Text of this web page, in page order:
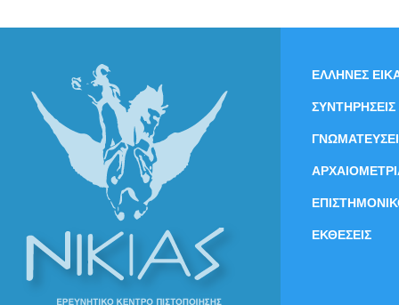
ΕΛΛΗΝΕΣ
ΣΥΝΤΗΡΗΣΕΙΣ
ΕΚΘΕΣΕΙΣ